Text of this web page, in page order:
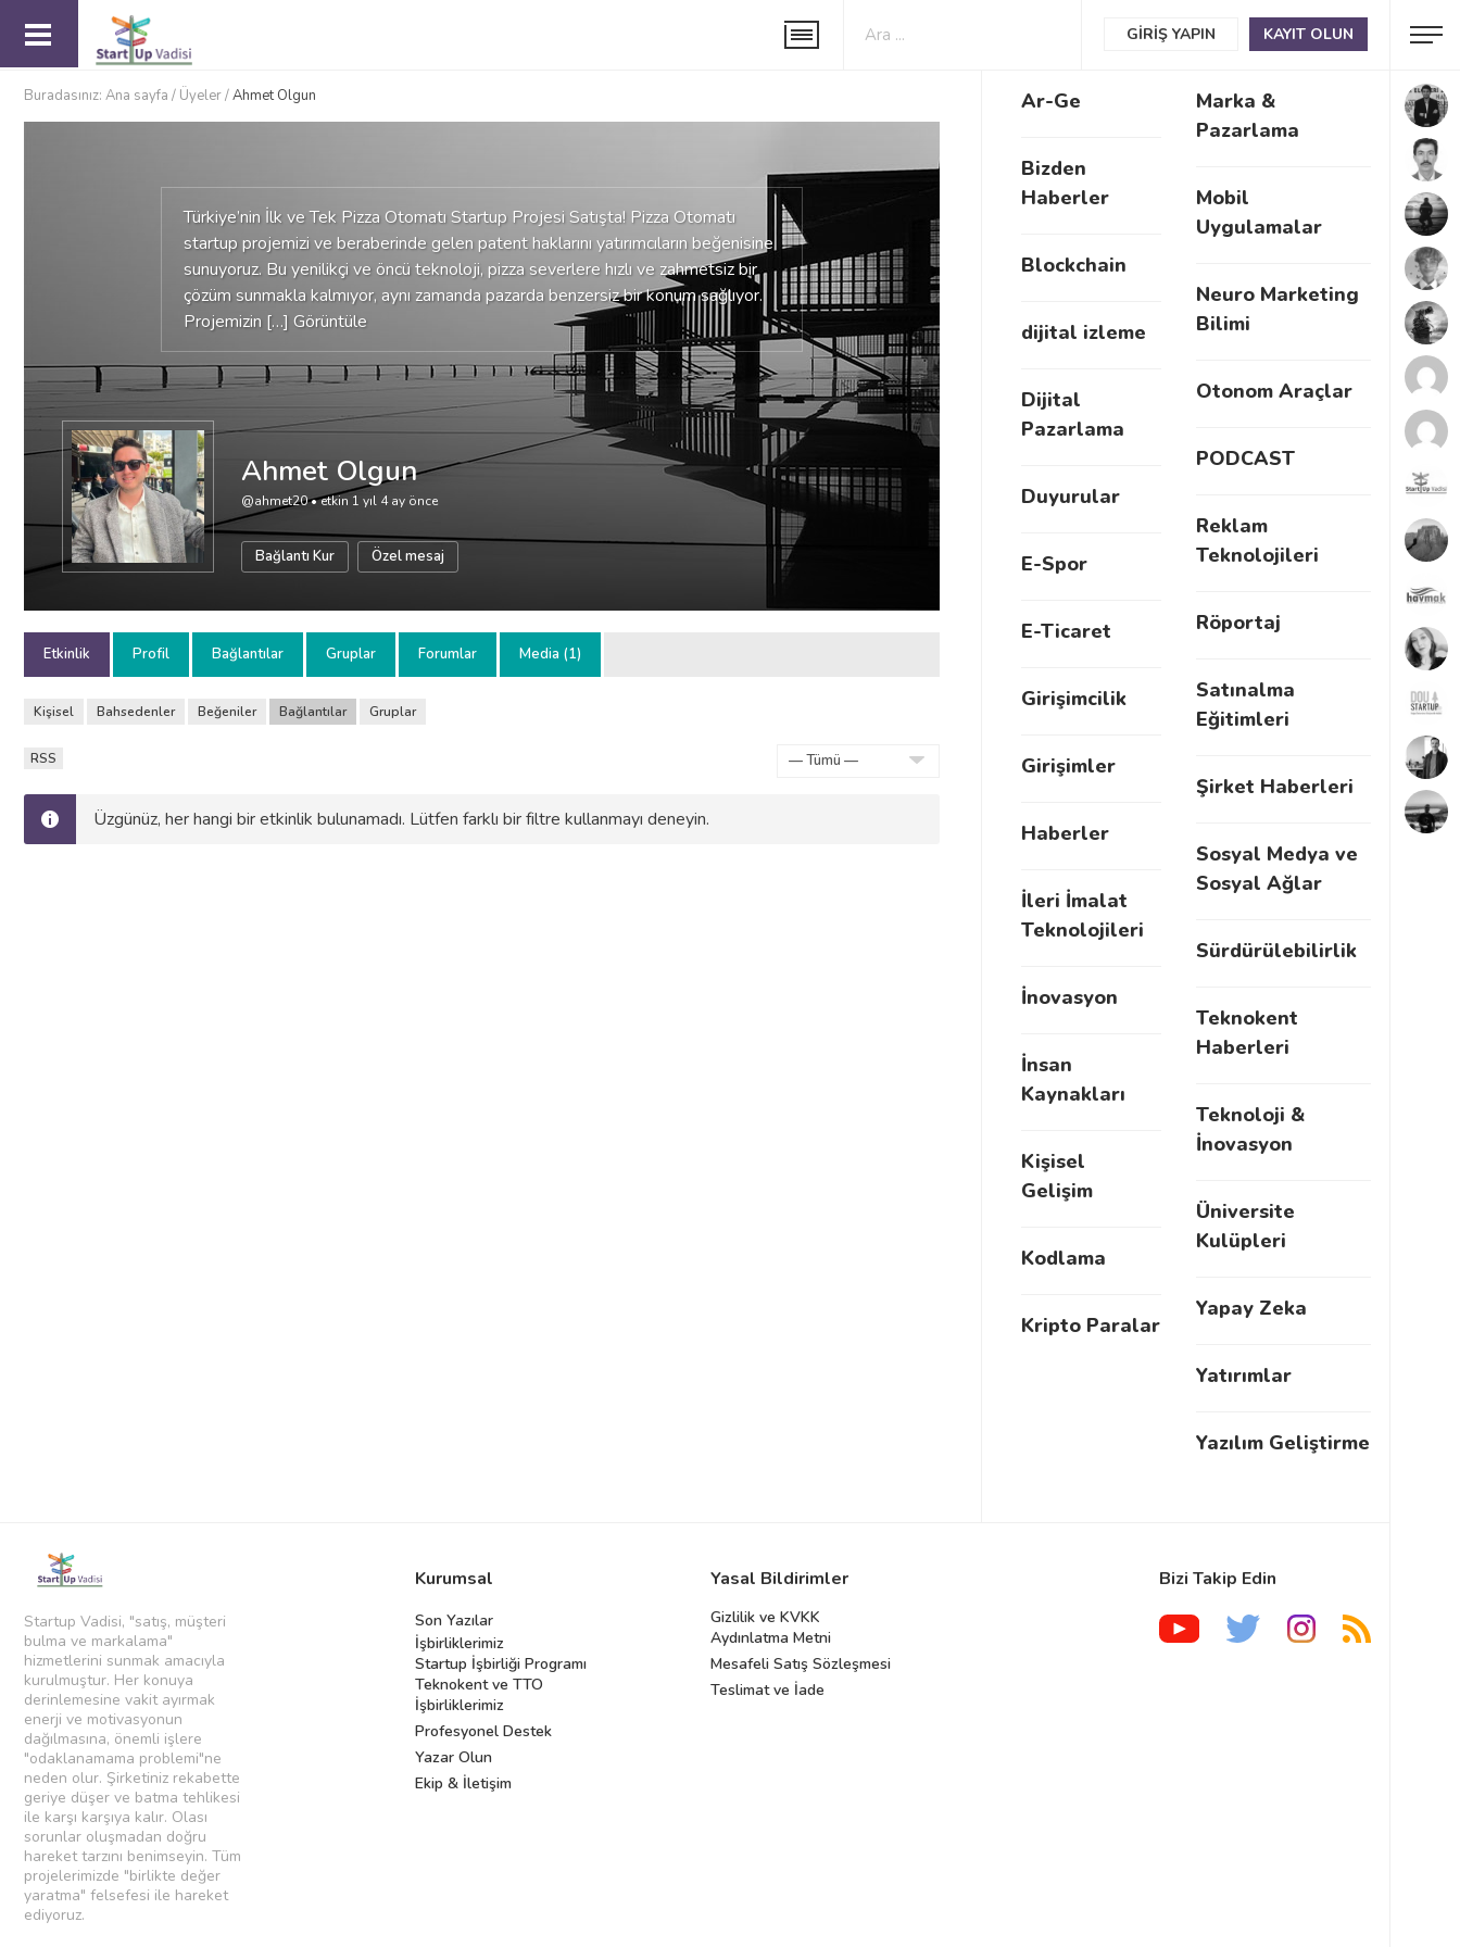
KAYIT OLUN
GIRIŞ YAPIN
Buradasınız: Ana sayfa / Üyeler/Ahmet Olgun
Türkiye’nin İlk ve Tek Pizza Otomatı Startup Projesi Satışta! Pizza Otomatı
startup projemizi ve beraberinde gelen patent haklarını yatırımcıların beğenisine
sunuyoruz. Bu yenilikçi ve öncü teknoloji, pizza severlere hızlı ve zahmetsiz bir
çözüm sunmakla kalmıyor, aynı zamanda pazarda benzersiz bir konum sağlıyor.
Projemizin […]Görüntüle
Ahmet Olgun
@ahmet20•etkin 1 yıl 4 ay önce
Bağlantı Kur Özel mesaj
Etkinlik Profil Bağlantılar Gruplar Forumlar Media (1)
Kişisel Bahsedenler Beğeniler Bağlantılar Gruplar
RSS
Üzgünüz, her hangi bir etkinlik bulunamadı. Lütfen farklı bir filtre kullanmayı deneyin.
Ar-Ge
Bizden
Haberler
Blockchain
dijital izleme
Dijital
Pazarlama
Duyurular
E-Spor
E-Ticaret
Girişimcilik
Girişimler
Haberler
İleri İmalat
Teknolojileri
İnovasyon
İnsan
Kaynakları
Kişisel
Gelişim
Kodlama
Kripto Paralar
Marka &
Pazarlama
Mobil
Uygulamalar
Neuro Marketing
Bilimi
Otonom Araçlar
PODCAST
Reklam
Teknolojileri
Röportaj
Satınalma
Eğitimleri
Şirket Haberleri
Sosyal Medya ve
Sosyal Ağlar
Sürdürülebilirlik
Teknokent
Haberleri
Teknoloji &
İnovasyon
Üniversite
Kulüpleri
Yapay Zeka
Yatırımlar
Yazılım Geliştirme
Startup Vadisi, "satış, müşteri
bulma ve markalama"
hizmetlerini sunmak amacıyla
kurulmuştur. Her konuya
derinlemesine vakit ayırmak
enerji ve motivasyonun
dağılmasına, önemli işlere
"odaklanamama problemi"ne
neden olur. Şirketiniz rekabette
geriye düşer ve batma tehlikesi
ile karşı karşıya kalır. Olası
sorunlar oluşmadan doğru
hareket tarzını benimseyin. Tüm
projelerimizde "birlikte değer
yaratma" felsefesi ile hareket
ediyoruz.
Kurumsal
Son Yazılar
İşbirliklerimiz
Startup İşbirliği Programı
Teknokent ve TTO
İşbirliklerimiz
Profesyonel Destek
Yazar Olun
Ekip & İletişim
Yasal Bildirimler
Gizlilik ve KVKK
Aydınlatma Metni
Mesafeli Satış Sözleşmesi
Teslimat ve İade
Bizi Takip Edin